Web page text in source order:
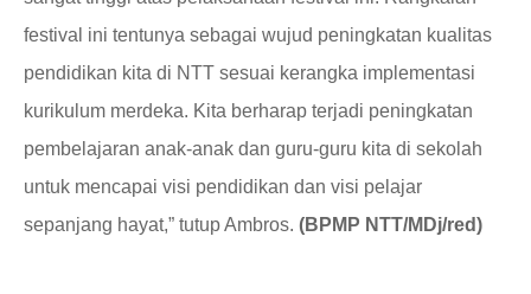
festival ini tentunya sebagai wujud peningkatan kualitas
pendidikan kita di NTT sesuai kerangka implementasi
kurikulum merdeka. Kita berharap terjadi peningkatan
pembelajaran anak-anak dan guru-guru kita di sekolah
untuk mencapai visi pendidikan dan visi pelajar
sepanjang hayat,” tutup Ambros. (BPMP NTT/MDj/red)